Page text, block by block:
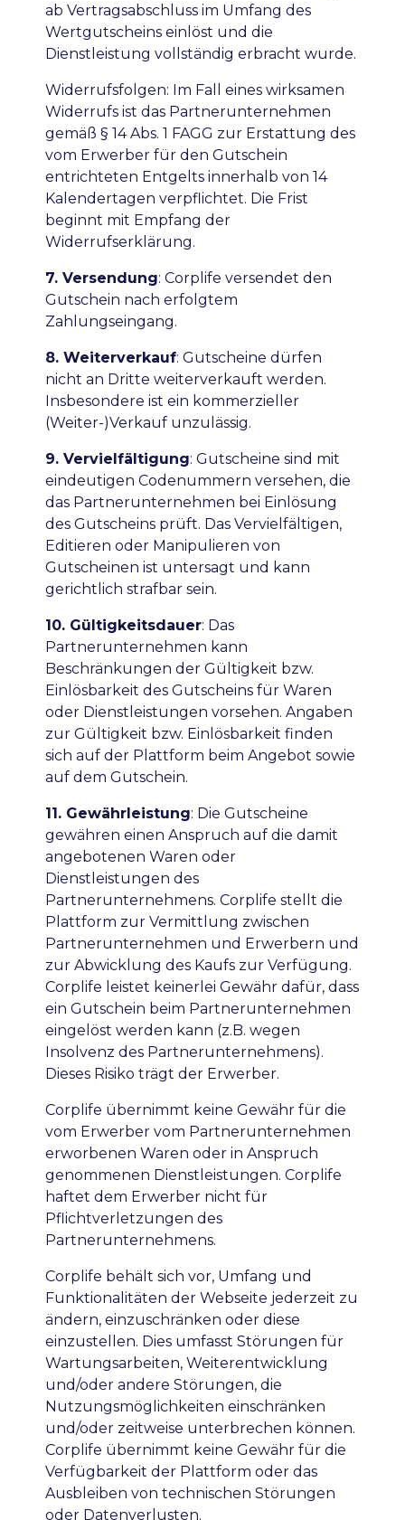
ab Vertragsabschluss im Umfang des
Wertgutscheins einlöst und die
Dienstleistung vollständig erbracht wurde.
Widerrufsfolgen: Im Fall eines wirksamen
Widerrufs ist das Partnerunternehmen
gemäß § 14 Abs. 1 FAGG zur Erstattung des
vom Erwerber für den Gutschein
entrichteten Entgelts innerhalb von 14
Kalendertagen verpflichtet. Die Frist
beginnt mit Empfang der
Widerrufserklärung.
7. Versendung: Corplife versendet den
Gutschein nach erfolgtem
Zahlungseingang.
8. Weiterverkauf: Gutscheine dürfen
nicht an Dritte weiterverkauft werden.
Insbesondere ist ein kommerzieller
(Weiter-)Verkauf unzulässig.
9. Vervielfältigung: Gutscheine sind mit
eindeutigen Codenummern versehen, die
das Partnerunternehmen bei Einlösung
des Gutscheins prüft. Das Vervielfältigen,
Editieren oder Manipulieren von
Gutscheinen ist untersagt und kann
gerichtlich strafbar sein.
10. Gültigkeitsdauer: Das
Partnerunternehmen kann
Beschränkungen der Gültigkeit bzw.
Einlösbarkeit des Gutscheins für Waren
oder Dienstleistungen vorsehen. Angaben
zur Gültigkeit bzw. Einlösbarkeit finden
sich auf der Plattform beim Angebot sowie
auf dem Gutschein.
11. Gewährleistung: Die Gutscheine
gewähren einen Anspruch auf die damit
angebotenen Waren oder
Dienstleistungen des
Partnerunternehmens. Corplife stellt die
Plattform zur Vermittlung zwischen
Partnerunternehmen und Erwerbern und
zur Abwicklung des Kaufs zur Verfügung.
Corplife leistet keinerlei Gewähr dafür, dass
ein Gutschein beim Partnerunternehmen
eingelöst werden kann (z.B. wegen
Insolvenz des Partnerunternehmens).
Dieses Risiko trägt der Erwerber.
Corplife übernimmt keine Gewähr für die
vom Erwerber vom Partnerunternehmen
erworbenen Waren oder in Anspruch
genommenen Dienstleistungen. Corplife
haftet dem Erwerber nicht für
Pflichtverletzungen des
Partnerunternehmens.
Corplife behält sich vor, Umfang und
Funktionalitäten der Webseite jederzeit zu
ändern, einzuschränken oder diese
einzustellen. Dies umfasst Störungen für
Wartungsarbeiten, Weiterentwicklung
und/oder andere Störungen, die
Nutzungsmöglichkeiten einschränken
und/oder zeitweise unterbrechen können.
Corplife übernimmt keine Gewähr für die
Verfügbarkeit der Plattform oder das
Ausbleiben von technischen Störungen
oder Datenverlusten.